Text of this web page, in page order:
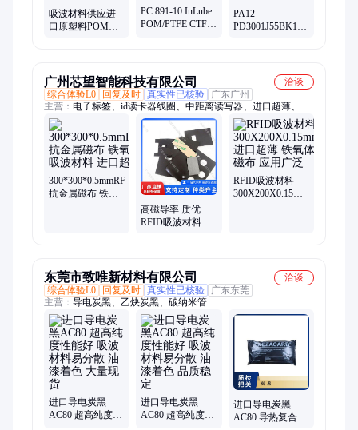
吸波材料供应进
口原塑料POM
PC 891-10 InLube
POM/PTFE CTF25
PA12
PD3001J55BK11
广州芯望智能科技有限公司
洽谈
综合体验L0
回复及时 真实性已核验
广东广州
主营： 电子标签、id读卡器线圈、中距离读写器、进口超薄、电
梯卡磁棒标签、标签扫描盘点器
300*300*0.5mmRFID
抗金属磁布 铁氧
高磁导率 质优
RFID吸波材料
RFID吸波材料
300X200X0.15mm
东莞市致唯新材料有限公司
洽谈
综合体验L0
回复及时 真实性已核验
广东东莞
主营： 导电炭黑、乙炔炭黑、碳纳米管
进口导电炭黑
AC80 超高纯度性
进口导电炭黑
AC80 超高纯度性
进口导电炭黑
AC80 导热复合材